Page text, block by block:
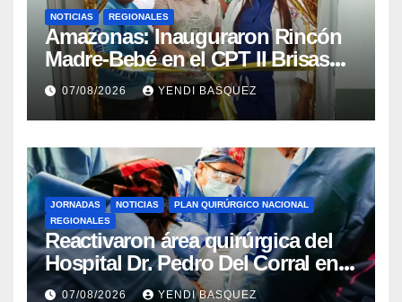
NOTICIAS REGIONALES
​Amazonas: Inauguraron Rincón
Madre-Bebé en el CPT II Brisas
del Aeropuerto ​Inauguraron
Rincón
07/08/2026 YENDI BASQUEZ
JORNADAS NOTICIAS
PLAN QUIRÚRGICO NACIONAL
REGIONALES
Reactivaron área quirúrgica del
Hospital Dr. Pedro Del Corral en
Guárico
07/08/2026 YENDI BASQUEZ